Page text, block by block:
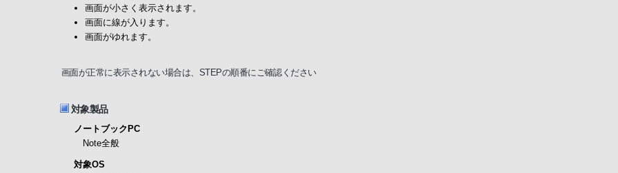
画面が小さく表示されます。
画面に線が入ります。
画面がゆれます。
画面が正常に表示されない場合は、STEPの順番にご確認ください
対象製品
ノートブックPC
Note全般
対象OS